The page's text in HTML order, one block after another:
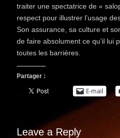
traiter une spectatrice de «
respect pour illustrer l’usage
Son assurance, sa culture et
de faire absolument ce qu’il lui
toutes les barrières.
Partager :
E-mail
Leave a Reply